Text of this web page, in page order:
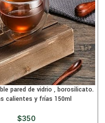
pared de vidrio , borosilicato.
calientes y frías 150ml
$350